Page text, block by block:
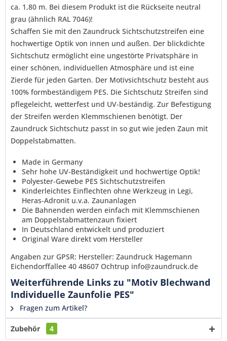
Ich habe dieDatenschutzerklärunggelesen,
verstanden und stimme zu. *
Mit * gekennzeichnete Felder sind Pflichtfelder.
Senden
ca. 1,80 m. Bei diesem Produkt ist die Rückseite neutral
grau (ähnlich RAL 7046)!
Schaffen Sie mit den Zaundruck Sichtschutzstreifen eine
hochwertige Optik von innen und außen. Der blickdichte
Sichtschutz ermöglicht eine ungestörte Privatsphäre in
einer schönen, individuellen Atmosphäre und ist eine
Zierde für jeden Garten. Der Motivsichtschutz besteht aus
100% formbeständigem PES. Die Sichtschutz Streifen sind
pflegeleicht, wetterfest und UV-beständig. Zur Befestigung
der Streifen werden Klemmschienen benötigt. Der
Zaundruck Sichtschutz passt in so gut wie jeden Zaun mit
Doppelstabmatten.
Made in Germany
Sehr hohe UV-Beständigkeit und hochwertige Optik!
Polyester-Gewebe PES Sichtschutzstreifen
Kinderleichtes Einflechten ohne Werkzeug in Legi,
Heras-Adronit u.v.a. Zaunanlagen
Die Bahnenden werden einfach mit Klemmschienen
am Doppelstabmattenzaun fixiert
In Deutschland entwickelt und produziert
Original Ware direkt vom Hersteller
Angaben zur GPSR: Hersteller: Zaundruck Hagemann
Eichendorffallee 40 48607 Ochtrup info@zaundruck.de
Weiterführende Links zu "Motiv Blechwand
Individuelle Zaunfolie PES"
Fragen zum Artikel?
Zubehör 4